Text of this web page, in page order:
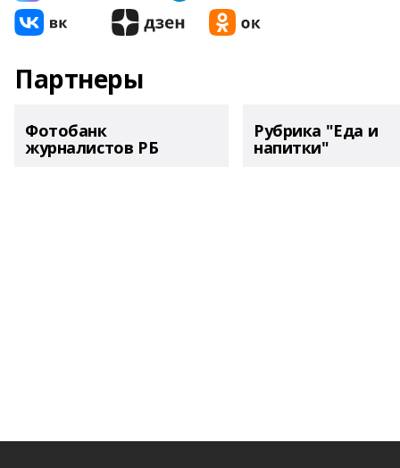
Партнеры
Фотобанк
журналистов РБ
Рубрика "Еда и
напитки"